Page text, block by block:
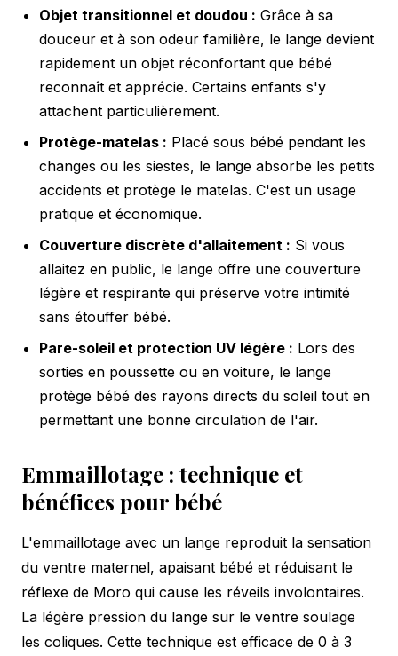
Objet transitionnel et doudou : Grâce à sa
douceur et à son odeur familière, le lange devient
rapidement un objet réconfortant que bébé
reconnaît et apprécie. Certains enfants s'y
attachent particulièrement.
Protège-matelas : Placé sous bébé pendant les
changes ou les siestes, le lange absorbe les petits
accidents et protège le matelas. C'est un usage
pratique et économique.
Couverture discrète d'allaitement : Si vous
allaitez en public, le lange offre une couverture
légère et respirante qui préserve votre intimité
sans étouffer bébé.
Pare-soleil et protection UV légère : Lors des
sorties en poussette ou en voiture, le lange
protège bébé des rayons directs du soleil tout en
permettant une bonne circulation de l'air.
Emmaillotage : technique et
bénéfices pour bébé
L'emmaillotage avec un lange reproduit la sensation
du ventre maternel, apaisant bébé et réduisant le
réflexe de Moro qui cause les réveils involontaires.
La légère pression du lange sur le ventre soulage
les coliques. Cette technique est efficace de 0 à 3